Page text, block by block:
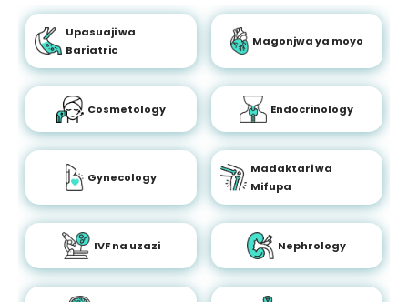
Upasuaji wa
Bariatric
Magonjwa ya moyo
Cosmetology Endocrinology
Gynecology
Madaktari wa
Mifupa
IVF na uzazi Nephrology